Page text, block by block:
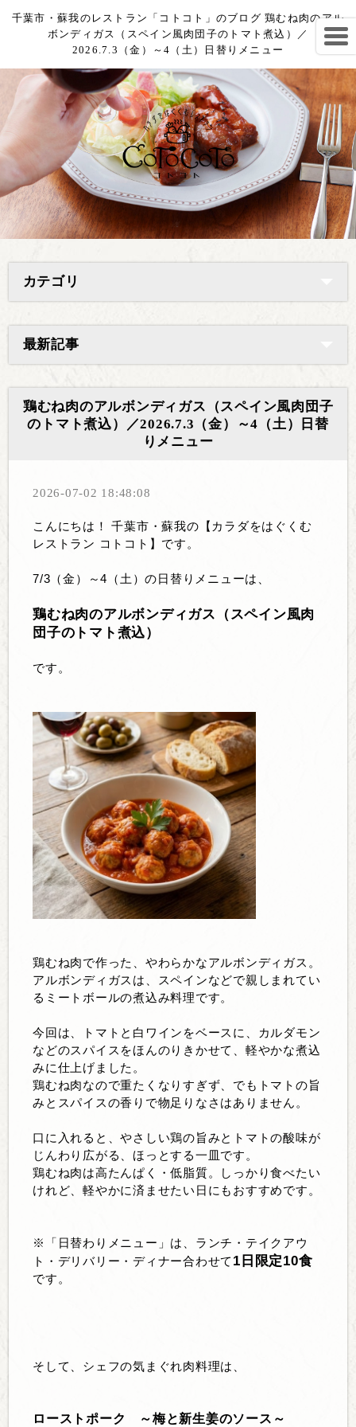
千葉市・蘇我のレストラン「コトコト」のブログ 鶏むね肉のアル
ボンディガス（スペイン風肉団子のトマト煮込）／
2026.7.3（金）～4（土）日替りメニュー
カテゴリ
最新記事
鶏むね肉のアルボンディガス（スペイン風肉団子
のトマト煮込）／2026.7.3（金）～4（土）日替
りメニュー
2026-07-02 18:48:08
こんにちは！ 千葉市・蘇我の【カラダをはぐくむ
レストラン コトコト】です。
7/3（金）～4（土）の日替りメニューは、
鶏むね肉のアルボンディガス（スペイン風肉
団子のトマト煮込）
です。
鶏むね肉で作った、やわらかなアルボンディガス。
アルボンディガスは、スペインなどで親しまれてい
るミートボールの煮込み料理です。
今回は、トマトと白ワインをベースに、カルダモン
などのスパイスをほんのりきかせて、軽やかな煮込
みに仕上げました。
鶏むね肉なので重たくなりすぎず、でもトマトの旨
みとスパイスの香りで物足りなさはありません。
口に入れると、やさしい鶏の旨みとトマトの酸味が
じんわり広がる、ほっとする一皿です。
鶏むね肉は高たんぱく・低脂質。しっかり食べたい
けれど、軽やかに済ませたい日にもおすすめです。
※「日替わりメニュー」は、ランチ・テイクアウ
ト・デリバリー・ディナー合わせて 1日限定10食
です。
そして、シェフの気まぐれ肉料理は、
ローストポーク ～梅と新生姜のソース～